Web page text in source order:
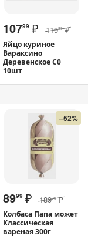
10799 ₽ 11999 ₽
Яйцо куриное
Вараксино
Деревенское С0
10шт
–52%
8999 ₽ 18999 ₽
Колбаса Папа может
Классическая
вареная 300г